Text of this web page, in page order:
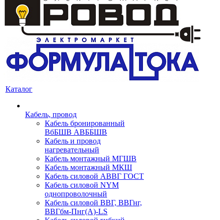
Каталог
Кабель, провод
Кабель бронированный
ВбБШВ АВББШВ
Кабель и провод
нагревательный
Кабель монтажный МГШВ
Кабель монтажный МКШ
Кабель силовой АВВГ ГОСТ
Кабель силовой NYM
однопроволочный
Кабель силовой ВВГ, ВВГнг,
ВВГбм-Пнг(А)-LS